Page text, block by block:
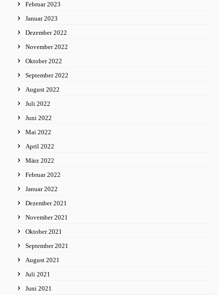
Februar 2023
Januar 2023
Dezember 2022
November 2022
Oktober 2022
September 2022
August 2022
Juli 2022
Juni 2022
Mai 2022
April 2022
März 2022
Februar 2022
Januar 2022
Dezember 2021
November 2021
Oktober 2021
September 2021
August 2021
Juli 2021
Juni 2021